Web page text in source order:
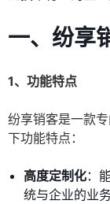
一、纷享
1、功能特点
纷享销客是一款
下功能特点：
高度定制化：
统与企业的业